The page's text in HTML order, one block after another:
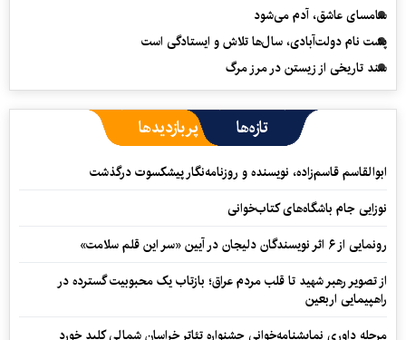
سامسای عاشق، آدم می‌شود
پشت نام دولت‌آبادی، سال‌ها تلاش و ایستادگی است
سند تاریخی از زیستن در مرز مرگ
تازه‌ها پربازدیدها
ابوالقاسم قاسم‌زاده، نویسنده و روزنامه‌نگار پیشکسوت درگذشت
نوزایی جام باشگاه‌های کتاب‌خوانی
رونمایی از ۶ اثر نویسندگان دلیجان در آیین «سر این قلم سلامت»
از تصویر رهبر شهید تا قلب مردم عراق؛ بازتاب یک محبوبیت گسترده در
راهپیمایی اربعین
مرحله داوری نمایشنامه‌خوانی جشنواره تئاتر خراسان شمالی کلید خورد